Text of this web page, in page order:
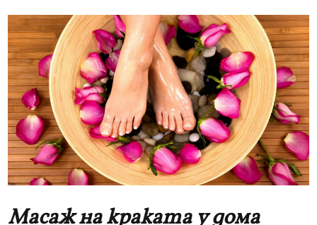
Масаж на краката у дома